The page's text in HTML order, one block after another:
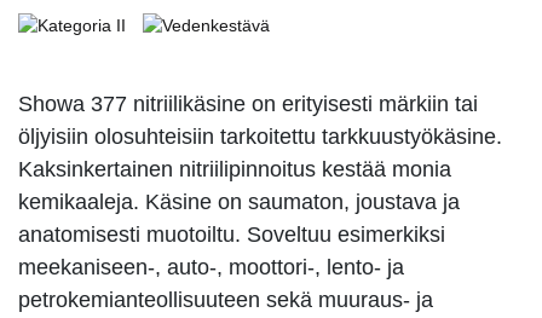
Showa 377 nitriilikäsine on erityisesti märkiin tai
öljyisiin olosuhteisiin tarkoitettu tarkkuustyökäsine.
Kaksinkertainen nitriilipinnoitus kestää monia
kemikaaleja. Käsine on saumaton, joustava ja
anatomisesti muotoiltu. Soveltuu esimerkiksi
meekaniseen-, auto-, moottori-, lento- ja
petrokemianteollisuuteen sekä muuraus- ja